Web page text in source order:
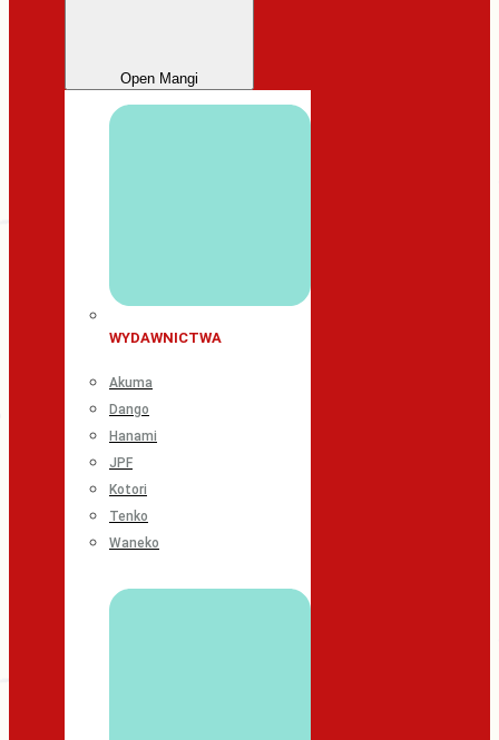
Open Mangi
WYDAWNICTWA
Akuma
Dango
Hanami
JPF
Kotori
Tenko
Waneko